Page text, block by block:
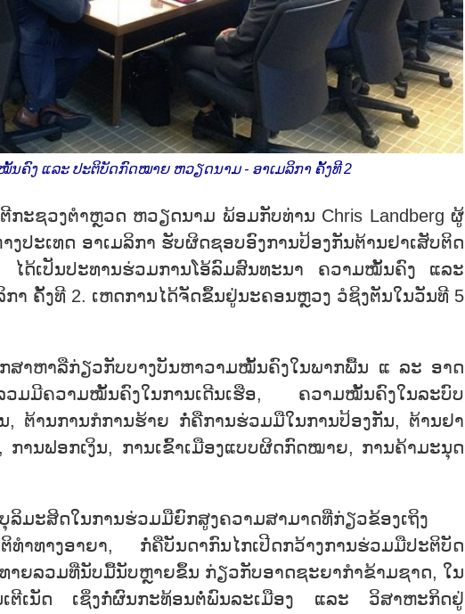
ນຄົງ ແລະ ປະຕິບັດກົດໝາຍ ຫວຽດນາມ - ອາເມລິກາ ຄັ້ງທີ 2
ກະຊວງຕຳຫຼວດ ຫວຽດນາມ ພ້ອມກັບທ່ານ Chris Landberg ຜູ້
ປະເທດ ອາເມລິກາ ຮັບຜິດຊອບອົງການປ້ອງກັນຕ້ານຢາເສັບຕິດ
ດ້ເປັນປະທານຮ່ວມການໂອ້ລົມສົນທະນາ ຄວາມໝັ້ນຄົງ ແລະ
າ ຄັ້ງທີ 2. ເຫດການໄດ້ຈັດຂຶ້ນຢູ່ນະຄອນຫຼວງ ວໍຊິງຕັນໃນວັນທີ 5
ສາຫາລືກ່ຽວກັບບາງບັນຫາວາມໝັ້ນຄົງໃນພາກພື້ນ ແ ລະ ອາດ
ມມີຄວາມໝັ້ນຄົງໃນການເດີນເຮືອ, ຄວາມໝັ້ນຄົງໃນລະບົບ
ຕ້ານການກໍການຮ້າຍ ກໍ່ຄືການຮ່ວມມືໃນການປ້ອງກັນ, ຕ້ານຢາ
ການຟອກເງິນ, ການເຂົ້າເມືອງແບບຜິດກົດໝາຍ, ການຄ້າມະນຸດ
ມະສິດໃນການຮ່ວມມືຍົກສູງຄວາມສາມາດທີ່ກ່ຽວຂ້ອງເຖິງ
າງອາຍາ, ກໍ່ຄືບັນດາກົນໄກເປີດກວ້າງການຮ່ວມມືປະຕິບັດ
າຍລວມທີ່ນັບມື້ນັບຫຼາຍຂຶ້ນ ກ່ຽວກັບອາດຊະຍາກຳຂ້າມຊາດ, ໃນ
ເຕີເນັດ ເຊິ່ງກໍ່ຜົນກະທ້ອນຕໍ່ພົນລະເມືອງ ແລະ ວິສາຫະກິດຢູ່